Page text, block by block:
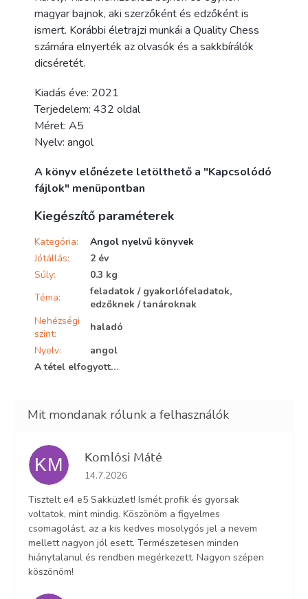
magyar bajnok, aki szerzőként és edzőként is
ismert. Korábbi életrajzi munkái a Quality Chess
számára elnyerték az olvasók és a sakkbírálók
dicséretét.
Kiadás éve: 2021
Terjedelem: 432 oldal
Méret: A5
Nyelv: angol
A könyv előnézete letölthető a "Kapcsolódó
fájlok" menüpontban
Kiegészítő paraméterek
Kategória:
Angol nyelvű könyvek
Jótállás:
2 év
Súly:
0.3 kg
Téma:
feladatok / gyakorlófeladatok,
edzőknek / tanároknak
Nehézségi
szint:
haladó
Nyelv:
angol
A tétel elfogyott…
KM Komlósi Máté
Az áruház értékelése 5-ből 5 csillag.
14.7.2026
Tisztelt e4 e5 Sakküzlet! Ismét profik és gyorsak
voltatok, mint mindig. Köszönöm a figyelmes
csomagolást, az a kis kedves mosolygós jel a nevem
mellett nagyon jól esett. Természetesen minden
hiánytalanul és rendben megérkezett. Nagyon szépen
köszönöm!